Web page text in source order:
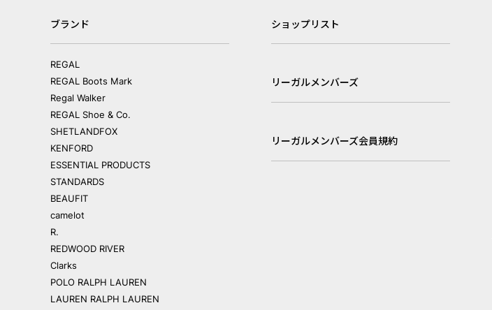
ブランド
REGAL
REGAL Boots Mark
Regal Walker
REGAL Shoe & Co.
SHETLANDFOX
KENFORD
ESSENTIAL PRODUCTS
STANDARDS
BEAUFIT
camelot
R.
REDWOOD RIVER
Clarks
POLO RALPH LAUREN
LAUREN RALPH LAUREN
ショップリスト
リーガルメンバーズ
リーガルメンバーズ会員規約